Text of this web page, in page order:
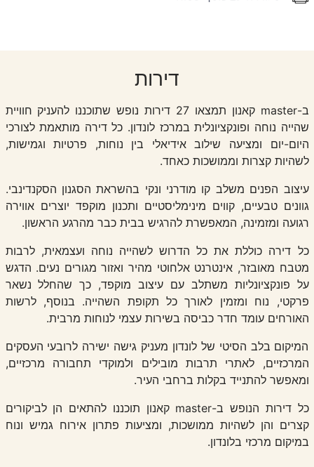
דירות
ב-master קאנון תמצאו 27 דירות נופש שתוכננו להעניק חוויית
שהייה נוחה ופונקציונלית במרכז לונדון. כל דירה מותאמת לצורכי
היום-יום ומציעה שילוב אידיאלי בין נוחות, פרטיות וגמישות,
לשהיות קצרות וממושכות כאחד.
עיצוב הפנים משלב קו מודרני ונקי בהשראת הסגנון הסקנדינבי.
גוונים טבעיים, קווים מינימליסטיים ותכנון מוקפד יוצרים אווירה
רגועה ומזמינה, המאפשרת להרגיש בבית כבר מהרגע הראשון.
כל דירה כוללת את כל הדרוש לשהייה נוחה ועצמאית, לרבות
מטבח מאובזר, אינטרנט אלחוטי מהיר ואזור מגורים נעים. הדגש
על פונקציונליות משתלב עם עיצוב מוקפד, כך שהחלל נשאר
פרקטי, נוח ומזמין לאורך כל תקופת השהייה. בנוסף, לרשות
האורחים עומד חדר כביסה בשירות עצמי לנוחות מרבית.
המיקום בלב הסיטי של לונדון מעניק גישה ישירה לרובעי העסקים
המרכזיים, לאתרי תרבות מובילים ולמוקדי תחבורה מרכזיים,
ומאפשר להתנייד בקלות ברחבי העיר.
כל דירות הנופש ב-master קאנון תוכננו להתאים הן לביקורים
קצרים והן לשהיות ממושכות, ומציעות פתרון אירוח גמיש ונוח
במיקום מרכזי בלונדון.